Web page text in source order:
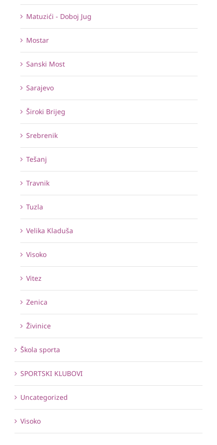
Matuzići - Doboj Jug
Mostar
Sanski Most
Sarajevo
Široki Brijeg
Srebrenik
Tešanj
Travnik
Tuzla
Velika Kladuša
Visoko
Vitez
Zenica
Živinice
Škola sporta
SPORTSKI KLUBOVI
Uncategorized
Visoko